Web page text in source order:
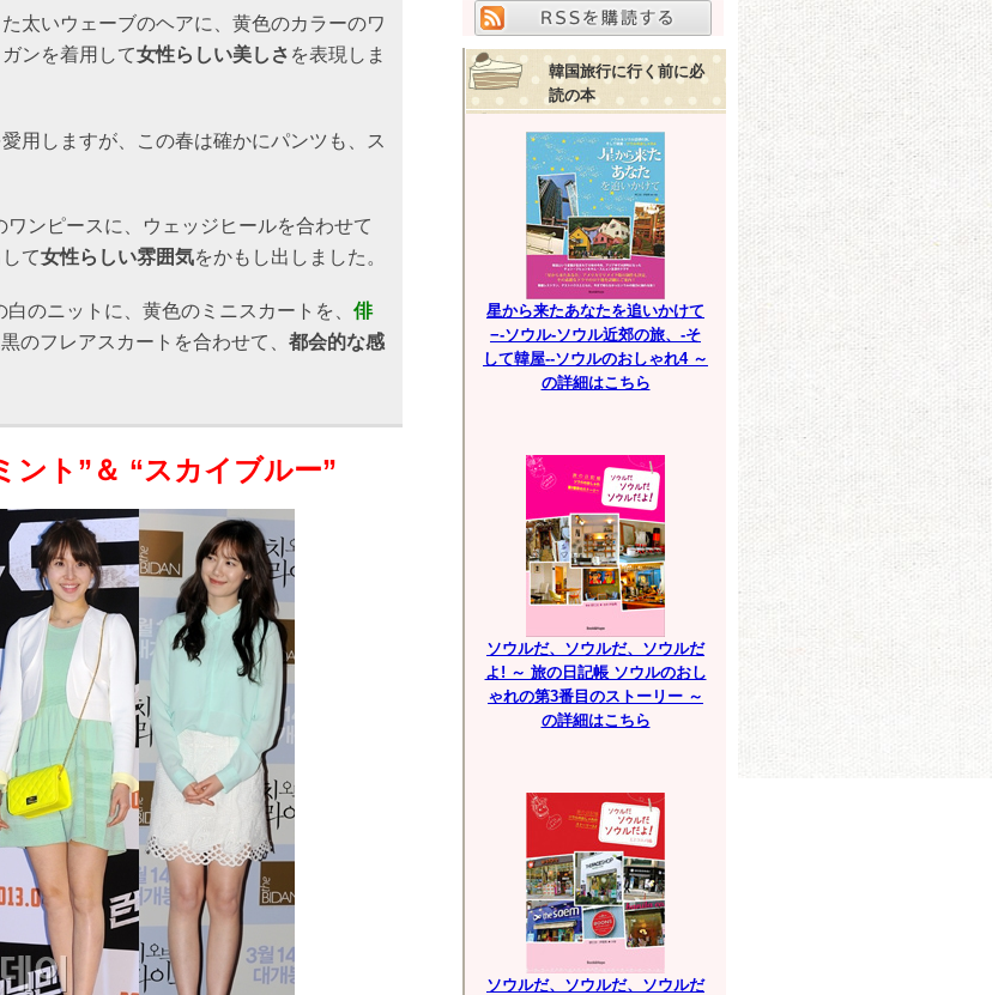
太いウェーブのヘアに、黄色のカラーのワ
ンを着用して女性らしい美しさ を表現しま
用しますが、この春は確かにパンツも、ス
ワンピースに、ウェッジヒールを合わせて
て女性らしい雰囲気をかもし出しました。
のニットに、黄色のミニスカートを、 俳
のフレアスカートを合わせて、 都会的な感
ント”＆ “スカイブルー”
韓国旅行に行く前に必
読の本
星から来たあなたを追いかけて
−-ソウル-ソウル近郊の旅、-そ
して韓屋--ソウルのおしゃれ4 ～
の詳細はこちら
ソウルだ、ソウルだ、ソウルだ
よ! ～ 旅の日記帳 ソウルのおし
ゃれの第3番目のストーリー ～
の詳細はこちら
ソウルだ、ソウルだ、ソウルだ